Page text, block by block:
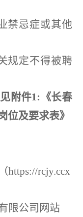
禁忌症或其他
规定不得被聘
附件1: 《长春
位及要求表》
https://rcjy.ccx
限公司网站